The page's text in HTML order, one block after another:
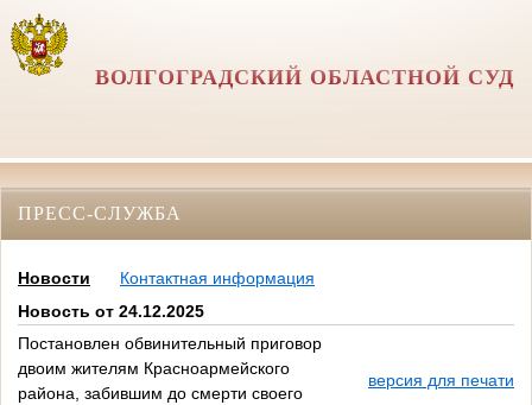
ВОЛГОГРАДСКИЙ ОБЛАСТНОЙ СУД
ПРЕСС-СЛУЖБА
Новости
Контактная информация
Новость от 24.12.2025
Постановлен обвинительный приговор
двоим жителям Красноармейского
района, забившим до смерти своего
версия для печати